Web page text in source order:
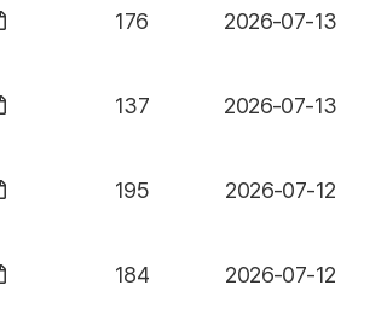
176 2026-07-13
137 2026-07-13
195 2026-07-12
184 2026-07-12